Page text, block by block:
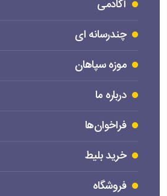
آکادمی
چندرسانه ای
موزه سپاهان
درباره ما
فراخوان‌ها
خرید بلیط
فروشگاه